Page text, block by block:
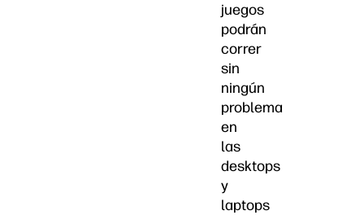
juegos
podrán
correr
sin
ningún
problema
en
las
desktops
y
laptops